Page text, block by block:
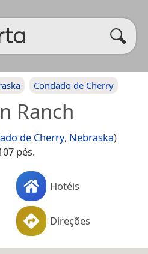
Condado de Cherry
Ranch
de Cherry, Nebraska)
pés.
Hotéis
Direções